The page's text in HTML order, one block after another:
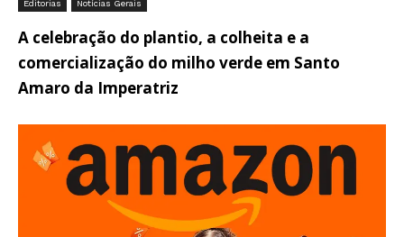
Editorias Notícias Gerais
A celebração do plantio, a colheita e a
comercialização do milho verde em Santo
Amaro da Imperatriz